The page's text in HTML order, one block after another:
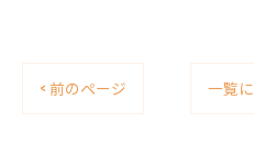
< 前のページ 一覧